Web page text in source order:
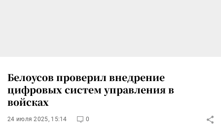
Белоусов проверил внедрение
цифровых систем управления в
войсках
24 июля 2025, 15:14 0